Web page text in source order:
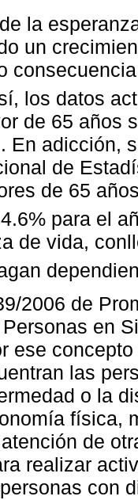
la
un
los datos
de 65 años
En adicción,
de
de 65
para el
de vida,
2006 de
en
ese
las
o la
física,
de
realizar
con